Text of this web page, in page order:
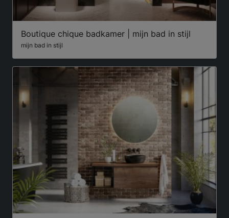
Boutique chique badkamer | mijn bad in stijl
mijn bad in stijl